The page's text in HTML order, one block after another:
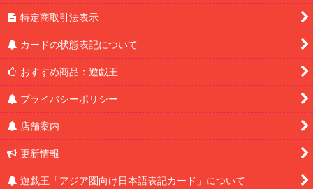
特定商取引法表示
カードの状態表記について
おすすめ商品：遊戯王
プライバシーポリシー
店舗案内
更新情報
遊戯王「アジア圏向け日本語表記カード」について